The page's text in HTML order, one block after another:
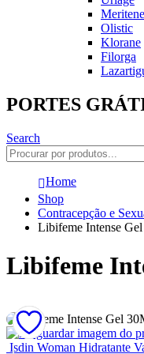
Meritene
Olistic
Klorane
Filorga
PORTES
Search
Home
Shop
Contracepção e
Libifeme Intense
Libifeme
Isdin Woman Hidratante